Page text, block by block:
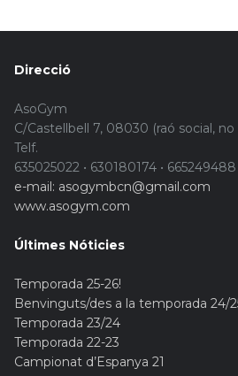
Direcció
AsoGym
C/Castellbell 7, 08030 (raó social,
Telf.
635025022 • 630180174 • 665249488
e-mail: asogymbcn@gmail.com
www.asogym.com
Últimes Nóticies
Temporada 25-26!
Benvinguts/des a la temporada 24/
Temporada 23/24
Temporada 22-23
Campionat d’Espanya 21